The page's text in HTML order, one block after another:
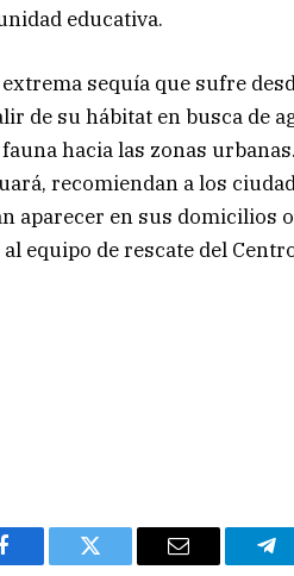
educativa.
sequía que sufre
de su hábitat en busca de
hacia las zonas
recomiendan a los
aparecer en sus domicilios
equipo de rescate del
Facebook Twitter Email